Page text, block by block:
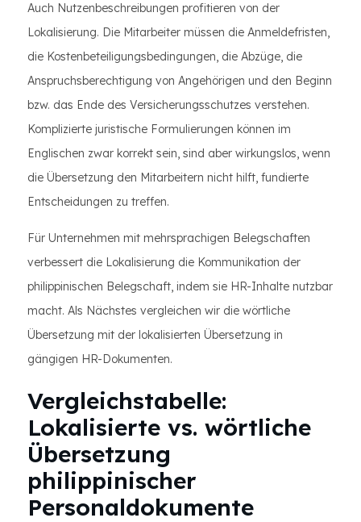
Auch Nutzenbeschreibungen profitieren von der
Lokalisierung. Die Mitarbeiter müssen die Anmeldefristen,
die Kostenbeteiligungsbedingungen, die Abzüge, die
Anspruchsberechtigung von Angehörigen und den Beginn
bzw. das Ende des Versicherungsschutzes verstehen.
Komplizierte juristische Formulierungen können im
Englischen zwar korrekt sein, sind aber wirkungslos, wenn
die Übersetzung den Mitarbeitern nicht hilft, fundierte
Entscheidungen zu treffen.
Für Unternehmen mit mehrsprachigen Belegschaften
verbessert die Lokalisierung die Kommunikation der
philippinischen Belegschaft, indem sie HR-Inhalte nutzbar
macht. Als Nächstes vergleichen wir die wörtliche
Übersetzung mit der lokalisierten Übersetzung in
gängigen HR-Dokumenten.
Vergleichstabelle:
Lokalisierte vs. wörtliche
Übersetzung
philippinischer
Personaldokumente